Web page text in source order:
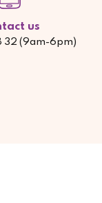
us
32 (9am-6pm)